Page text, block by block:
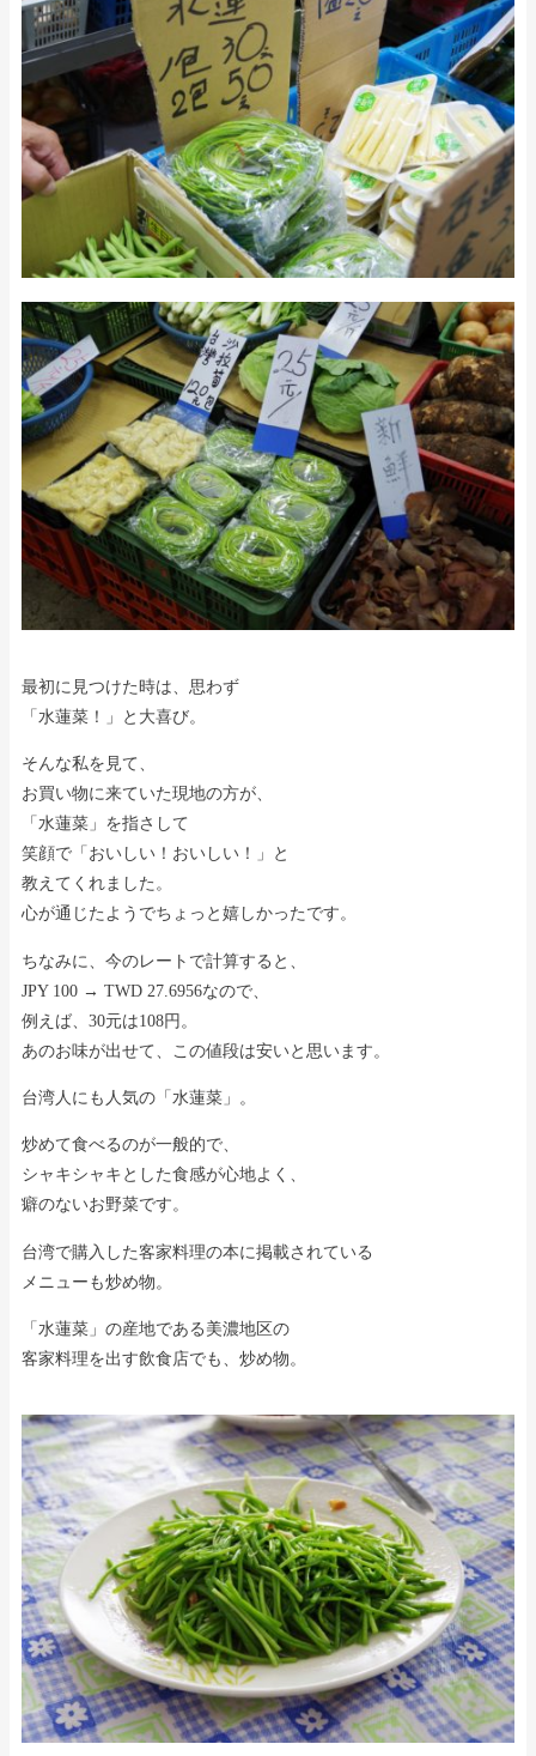
最初に見つけた時は、思わず
「水蓮菜！」と大喜び。
そんな私を見て、
お買い物に来ていた現地の方が、
「水蓮菜」を指さして
笑顔で「おいしい！おいしい！」と
教えてくれました。
心が通じたようでちょっと嬉しかったです。
ちなみに、今のレートで計算すると、
JPY 100 → TWD 27.6956なので、
例えば、30元は108円。
あのお味が出せて、この値段は安いと思います。
台湾人にも人気の「水蓮菜」。
炒めて食べるのが一般的で、
シャキシャキとした食感が心地よく、
癖のないお野菜です。
台湾で購入した客家料理の本に掲載されている
メニューも炒め物。
「水蓮菜」の産地である美濃地区の
客家料理を出す飲食店でも、炒め物。